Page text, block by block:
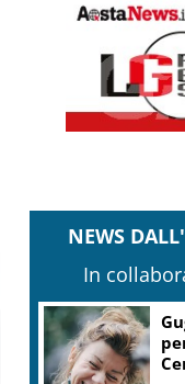
NEWS
In